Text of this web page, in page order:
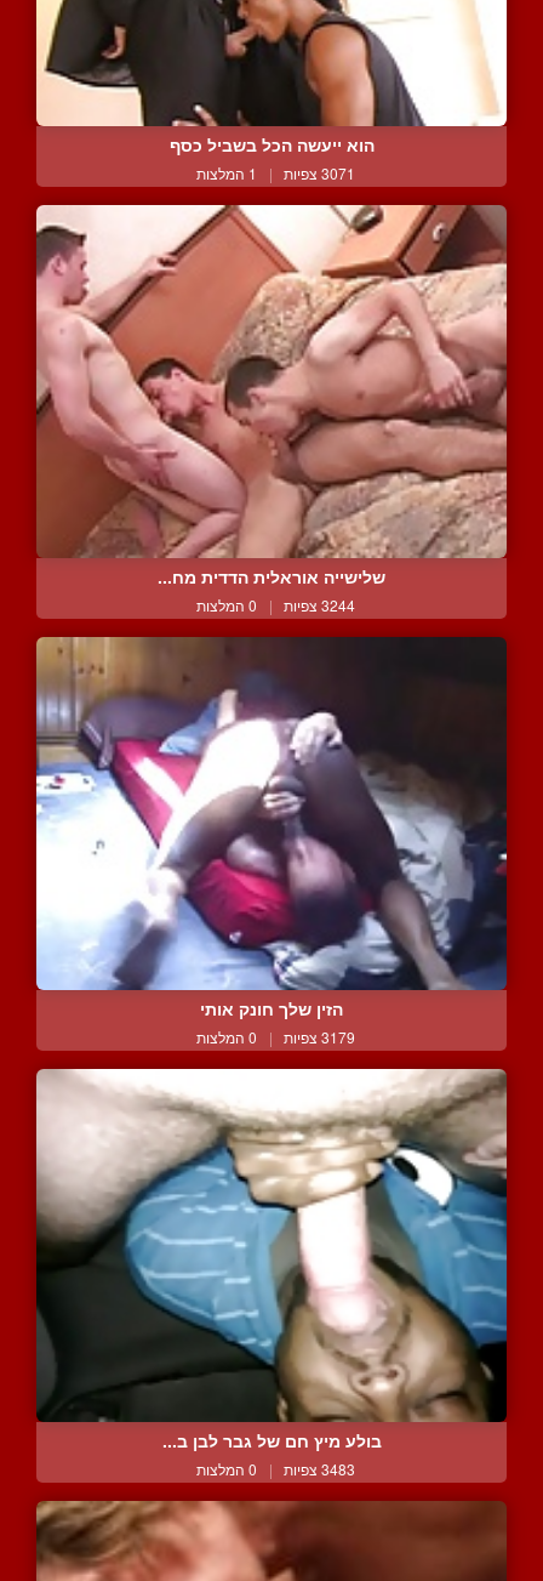
הוא ייעשה הכל בשביל כסף
3071 צפיות | 1 המלצות
שלישייה אוראלית הדדית מח...
3244 צפיות | 0 המלצות
הזין שלך חונק אותי
3179 צפיות | 0 המלצות
בולע מיץ חם של גבר לבן ב...
3483 צפיות | 0 המלצות